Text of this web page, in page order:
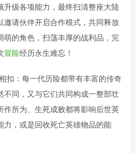
升级各项能力，最终扫清整座大陆
邀请伙伴开启合作模式，共同释放
萌的角色，扫荡丰厚的战利品，完
冒险经历永生难忘！
扣：每一代历险都带有丰富的传奇
不同，又与它们共同构成一整部壮
作所为、生死成败都将影响后世英
，或是回收死亡英雄物品的能